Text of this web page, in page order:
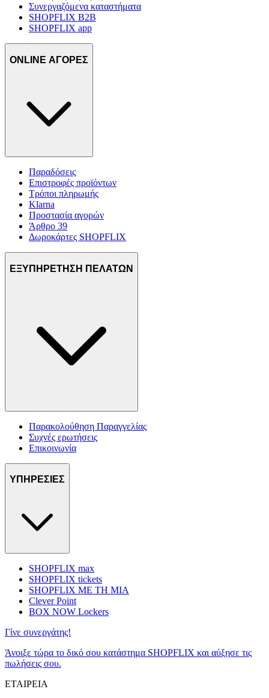
Συνεργαζόμενα καταστήματα
SHOPFLIX B2B
SHOPFLIX app
ONLINE ΑΓΟΡΕΣ
Παραδόσεις
Επιστροφές προϊόντων
Τρόποι πληρωμής
Klarna
Προστασία αγορών
Άρθρο 39
Δωροκάρτες SHOPFLIX
ΕΞΥΠΗΡΕΤΗΣΗ ΠΕΛΑΤΩΝ
Παρακολούθηση Παραγγελίας
Συχνές ερωτήσεις
Επικοινωνία
ΥΠΗΡΕΣΙΕΣ
SHOPFLIX max
SHOPFLIX tickets
SHOPFLIX ΜΕ ΤΗ ΜΙΑ
Clever Point
BOX NOW Lockers
Γίνε συνεργάτης!
Άνοιξε τώρα το δικό σου κατάστημα SHOPFLIX και αύξησε τις
πωλήσεις σου.
ΕΤΑΙΡΕΙΑ